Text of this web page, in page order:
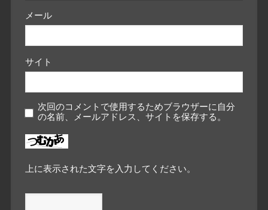
メール
サイト
次回のコメントで使用するためブラウザーに自分
の名前、メールアドレス、サイトを保存する。
上に表示された文字を入力してください。